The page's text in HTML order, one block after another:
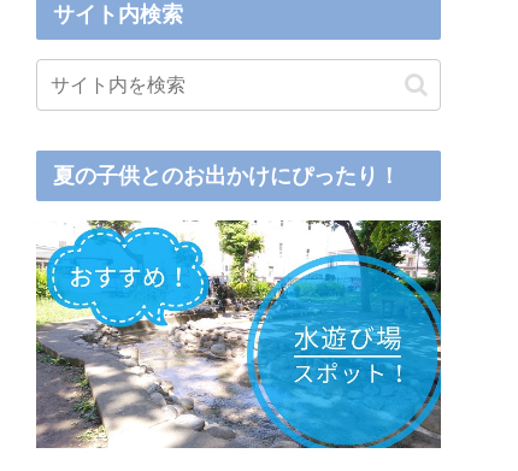
サイト内検索
夏の子供とのお出かけにぴったり！